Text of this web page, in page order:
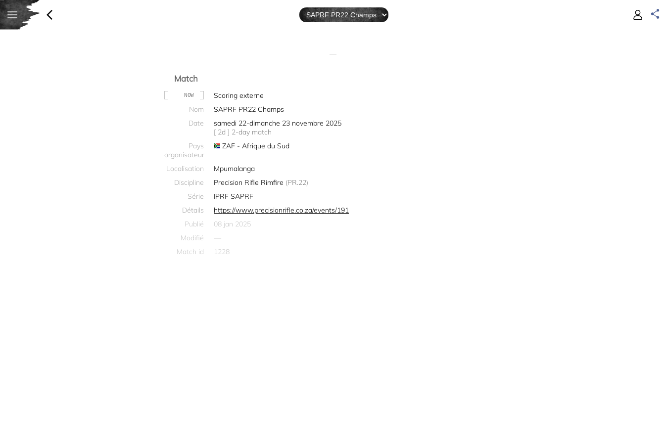
—
Match
NOW
Scoring externe
Nom
SAPRF PR22 Champs
Date
samedi 22-dimanche 23 novembre 2025
[ 2d ] 2-day match
Pays
organisateur
ZAF - Afrique du Sud
Localisation
Mpumalanga
Discipline
Precision Rifle Rimfire (PR.22)
Série
IPRF SAPRF
Détails
https://www.precisionrifle.co.za/events/191
Publié
08 jan 2025
Modifié
—
Match id
1228